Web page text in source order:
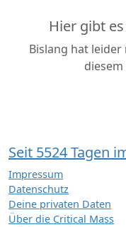
Hier gibt
Bislang hat
Seit 5524 Tagen
Impressum
Datenschutz
Deine privaten Daten
Über die Critical Mass